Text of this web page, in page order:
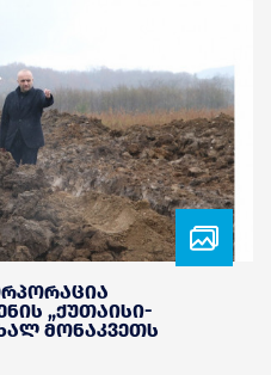
„ქუთაისი-
მონაკვეთს